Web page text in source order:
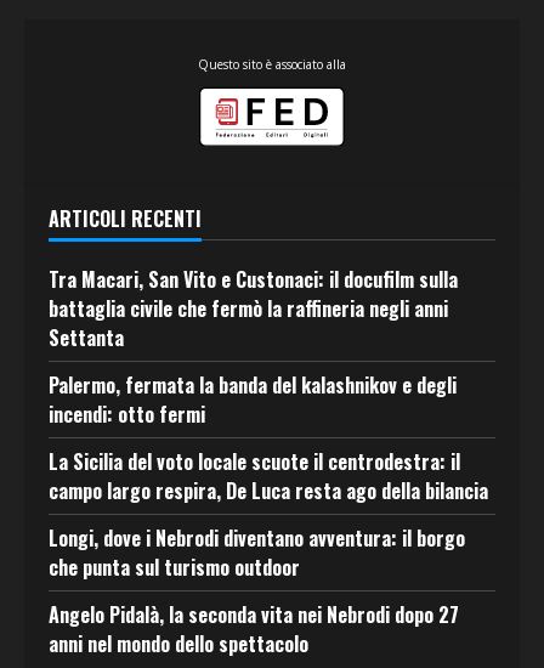
Questo sito è associato alla
ARTICOLI RECENTI
Tra Macari, San Vito e Custonaci: il docufilm sulla
battaglia civile che fermò la raffineria negli anni
Settanta
Palermo, fermata la banda del kalashnikov e degli
incendi: otto fermi
La Sicilia del voto locale scuote il centrodestra: il
campo largo respira, De Luca resta ago della bilancia
Longi, dove i Nebrodi diventano avventura: il borgo
che punta sul turismo outdoor
Angelo Pidalà, la seconda vita nei Nebrodi dopo 27
anni nel mondo dello spettacolo